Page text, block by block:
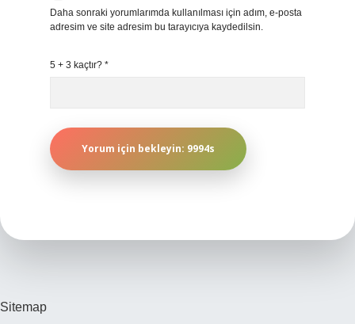
Daha sonraki yorumlarımda kullanılması için adım, e-posta
adresim ve site adresim bu tarayıcıya kaydedilsin.
5 + 3 kaçtır? *
Sitemap